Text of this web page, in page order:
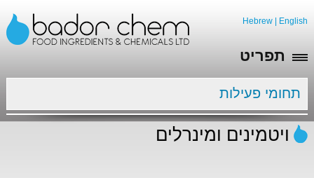
Hebrew English
תפריט
תחומי פעילות
ויטמינים ומינרלים